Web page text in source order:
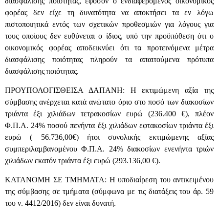
φορέας δεν είχε τη δυνατότητα να αποκτήσει τα εν λόγω
πιστοποιητικά εντός των σχετικών προθεσμιών για λόγους για
τους οποίους δεν ευθύνεται ο ίδιος, υπό την προϋπόθεση ότι ο
οικονομικός φορέας αποδεικνύει ότι τα προτεινόμενα μέτρα
διασφάλισης ποιότητας πληρούν τα απαιτούμενα πρότυπα
διασφάλισης ποιότητας.
ΠΡΟΥΠΟΛΟΓΙΣΘΕΙΣΑ ΔΑΠΑΝΗ: Η εκτιμώμενη αξία της
σύμβασης ανέρχεται κατά ανώτατο όριο στο ποσό των διακοσίων
τριάντα έξι χιλιάδων τετρακοσίων ευρώ (236.400 €), πλέον
Φ.Π.Α. 24% ποσού πενήντα έξι χιλιάδων εφτακοσίων τριάντα έξι
ευρώ ( 56.736,00€) ήτοι συνολικής εκτιμώμενης αξίας
συμπεριλαμβανομένου Φ.Π.Α. 24% διακοσίων ενενήντα τριών
χιλιάδων εκατόν τριάντα έξι ευρώ (293.136,00 €).
ΚΑΤΑΝΟΜΗ ΣΕ ΤΜΗΜΑΤΑ: Η υποδιαίρεση του αντικειμένου
της σύμβασης σε τμήματα (σύμφωνα με τις διατάξεις του άρ. 59
του ν. 4412/2016) δεν είναι δυνατή.